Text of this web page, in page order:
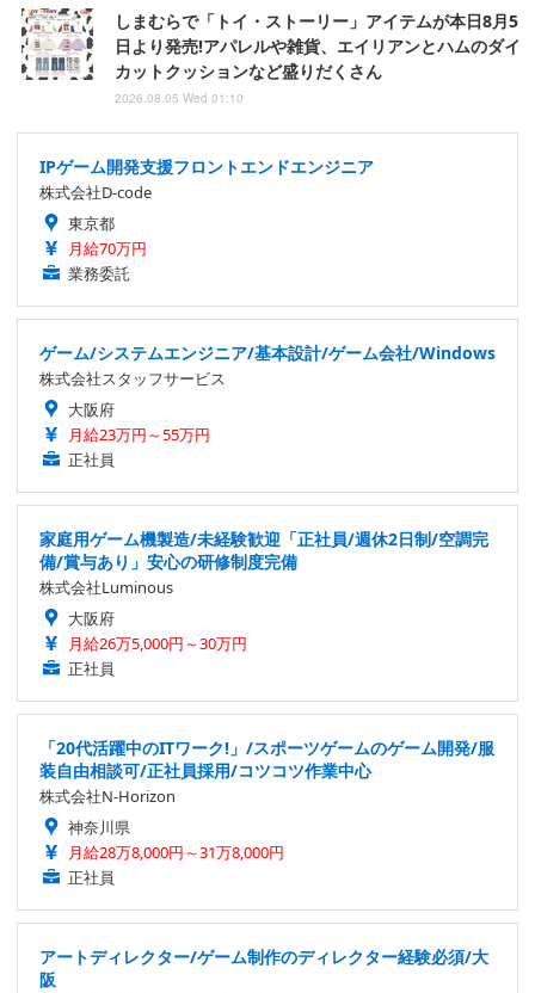
しまむらで「トイ・ストーリー」アイテムが本日8月5
日より発売!アパレルや雑貨、エイリアンとハムのダイ
カットクッションなど盛りだくさん
2026.08.05 Wed 01:10
IPゲーム開発支援フロントエンドエンジニア
株式会社D-code
東京都
月給70万円
業務委託
ゲーム/システムエンジニア/基本設計/ゲーム会社/Windows
株式会社スタッフサービス
大阪府
月給23万円～55万円
正社員
家庭用ゲーム機製造/未経験歓迎「正社員/週休2日制/空調完
備/賞与あり」安心の研修制度完備
株式会社Luminous
大阪府
月給26万5,000円～30万円
正社員
「20代活躍中のITワーク!」/スポーツゲームのゲーム開発/服
装自由相談可/正社員採用/コツコツ作業中心
株式会社N-Horizon
神奈川県
月給28万8,000円～31万8,000円
正社員
アートディレクター/ゲーム制作のディレクター経験必須/大
阪